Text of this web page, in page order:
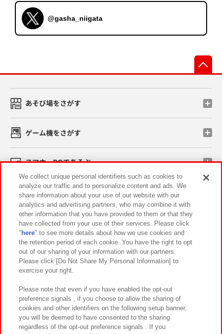
@gasha_niigata
あそび場をさがす
ゲーム機をさがす
スマホ・PCであそぶ
イベント・キャンペーン
関連会社 サステナビリティ サイトポリシー
プライバシーポリシー ウェブアクセシビリティ方針と検証結果
お取引先さまとともに
カスタマーハラスメント対応方針 よくあるご質問・お問い合わせ
We collect unique personal identifiers such as cookies to
analyze our traffic and to personalize content and ads. We
share information about your use of our website with our
analytics and advertising partners, who may combine it with
other information that you have provided to them or that they
have collected from your use of their services. Please click
" here" to see more details about how we use cookies and
the retention period of each cookie. You have the right to opt
out of our sharing of your information with our partners.
Please click [Do Not Share My Personal Information] to
exercise your right.
Please note that even if you have enabled the opt-out
preference signals , if you choose to allow the sharing of
cookies and other identifiers on the following setup banner,
you will be deemed to have consented to the sharing
regardless of the opt-out preference signals . If you